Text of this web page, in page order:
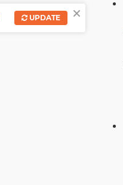
×
UPDATE